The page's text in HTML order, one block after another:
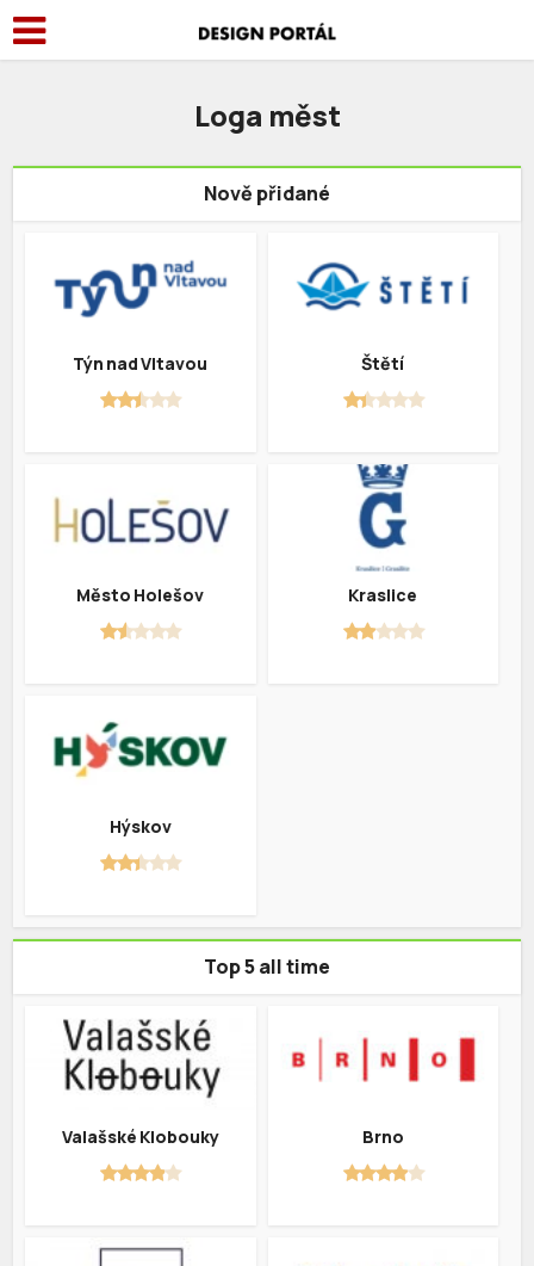
Loga měst
Nově přidané
Týn nad Vltavou Štětí
Město Holešov Kraslice
Hýskov
Top 5 all time
Valašské Klobouky Brno